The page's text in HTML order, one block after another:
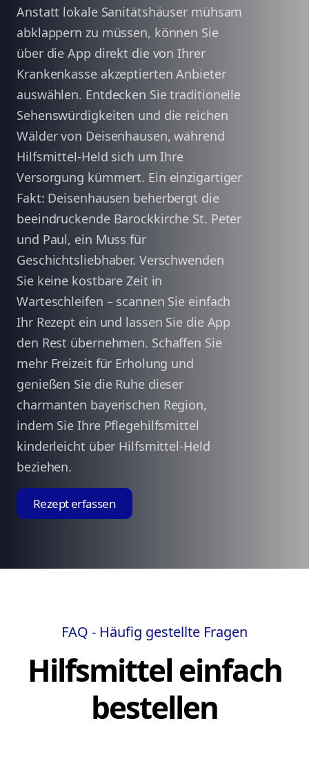
Anstatt lokale Sanitätshäuser mühsam
abklappern zu müssen, können Sie
über die App direkt die von Ihrer
Krankenkasse akzeptierten Anbieter
auswählen. Entdecken Sie traditionelle
Sehenswürdigkeiten und die reichen
Wälder von Deisenhausen, während
Hilfsmittel-Held sich um Ihre
Versorgung kümmert. Ein einzigartiger
Fakt: Deisenhausen beherbergt die
beeindruckende Barockkirche St. Peter
und Paul, ein Muss für
Geschichtsliebhaber. Verschwenden
Sie keine kostbare Zeit in
Warteschleifen – scannen Sie einfach
Ihr Rezept ein und lassen Sie die App
den Rest übernehmen. Schaffen Sie
mehr Freizeit für Erholung und
genießen Sie die Ruhe dieser
charmanten bayerischen Region,
indem Sie Ihre Pflegehilfsmittel
kinderleicht über Hilfsmittel-Held
beziehen.
Rezept erfassen
FAQ - Häufig gestellte Fragen
Hilfsmittel einfach
bestellen